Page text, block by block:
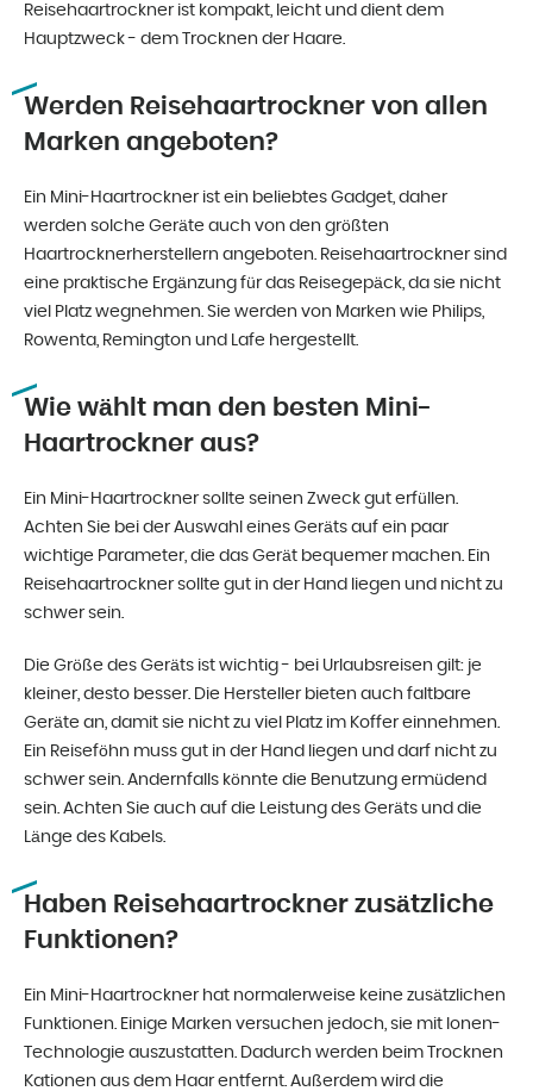
Reisehaartrockner ist kompakt, leicht und dient dem
Hauptzweck - dem Trocknen der Haare.
Werden Reisehaartrockner von allen
Marken angeboten?
Ein Mini-Haartrockner ist ein beliebtes Gadget, daher
werden solche Geräte auch von den größten
Haartrocknerherstellern angeboten. Reisehaartrockner sind
eine praktische Ergänzung für das Reisegepäck, da sie nicht
viel Platz wegnehmen. Sie werden von Marken wie Philips,
Rowenta, Remington und Lafe hergestellt.
Wie wählt man den besten Mini-
Haartrockner aus?
Ein Mini-Haartrockner sollte seinen Zweck gut erfüllen.
Achten Sie bei der Auswahl eines Geräts auf ein paar
wichtige Parameter, die das Gerät bequemer machen. Ein
Reisehaartrockner sollte gut in der Hand liegen und nicht zu
schwer sein.
Die Größe des Geräts ist wichtig - bei Urlaubsreisen gilt: je
kleiner, desto besser. Die Hersteller bieten auch faltbare
Geräte an, damit sie nicht zu viel Platz im Koffer einnehmen.
Ein Reiseföhn muss gut in der Hand liegen und darf nicht zu
schwer sein. Andernfalls könnte die Benutzung ermüdend
sein. Achten Sie auch auf die Leistung des Geräts und die
Länge des Kabels.
Haben Reisehaartrockner zusätzliche
Funktionen?
Ein Mini-Haartrockner hat normalerweise keine zusätzlichen
Funktionen. Einige Marken versuchen jedoch, sie mit Ionen-
Technologie auszustatten. Dadurch werden beim Trocknen
Kationen aus dem Haar entfernt. Außerdem wird die